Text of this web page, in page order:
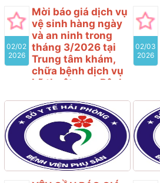
thầu “Dịch vụ cung cấp
suất ăn trong tháng
3/2026 tại Trung tâm
khám, chữa bệnh dịch vụ
kỹ thuật cao- Bệnh viện
Phụ sản Hải Phòng” với
nội dung cụ thể như sau
02/02
2026
Mời báo giá dịch vụ
vệ sinh hàng ngày
và an ninh trong
tháng 3/2026 tại
Trung tâm khám,
chữa bệnh dịch vụ
kỹ thuật cao- Bệnh
Phòng
Bệnh viện Phụ sản Hải
Phòng có nhu cầu tiếp
nhận báo giá để tham
khảo xây dựng giá gói
thầu, làm cơ sở tổ chức
lựa chọn nhà thầu cho gói
02/03
2026